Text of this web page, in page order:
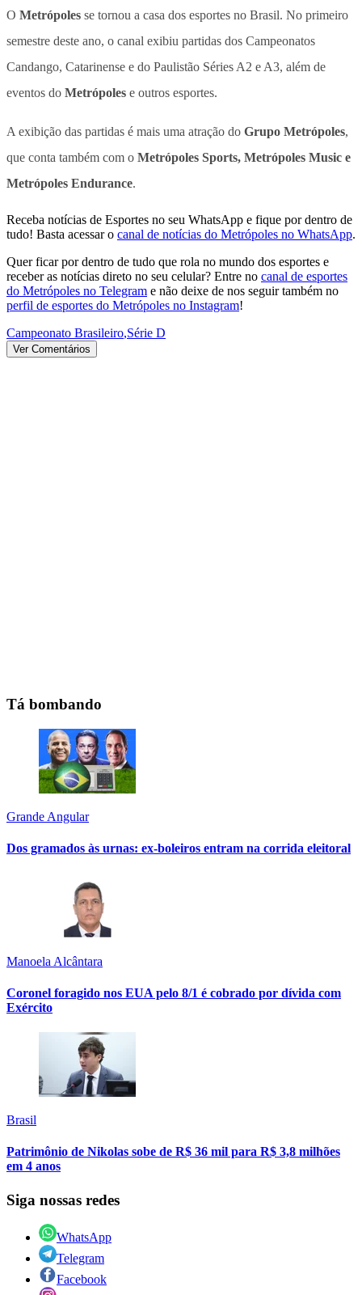
O Metrópoles se tornou a casa dos esportes no Brasil. No primeiro
semestre deste ano, o canal exibiu partidas dos Campeonatos
Candango, Catarinense e do Paulistão Séries A2 e A3, além de
eventos do Metrópoles e outros esportes.
A exibição das partidas é mais uma atração do Grupo Metrópoles,
que conta também com o Metrópoles Sports, Metrópoles Music e
Metrópoles Endurance.
Receba notícias de Esportes no seu WhatsApp e fique por dentro de
tudo! Basta acessar o canal de notícias do Metrópoles no WhatsApp.
Quer ficar por dentro de tudo que rola no mundo dos esportes e
receber as notícias direto no seu celular? Entre no canal de esportes
do Metrópoles no Telegram e não deixe de nos seguir também no
perfil de esportes do Metrópoles no Instagram!
Campeonato Brasileiro,Série D
Ver Comentários
Tá bombando
Grande Angular
Dos gramados às urnas: ex-boleiros entram na corrida eleitoral
Manoela Alcântara
Coronel foragido nos EUA pelo 8/1 é cobrado por dívida com
Exército
Brasil
Patrimônio de Nikolas sobe de R$ 36 mil para R$ 3,8 milhões
em 4 anos
Siga nossas redes
WhatsApp
Telegram
Facebook